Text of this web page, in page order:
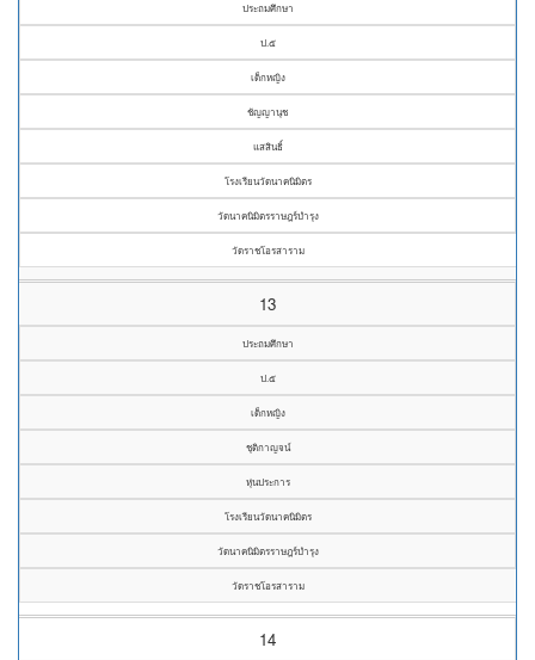
ประถมศึกษา
ป.๕
เด็กหญิง
ชัญญานุช
แสสินธิ์
โรงเรียนวัดนาคนิมิตร
วัดนาคนิมิตรราษฎร์บำรุง
วัดราชโอรสาราม
13
ประถมศึกษา
ป.๕
เด็กหญิง
ชุติกาญจน์
หุ่นประการ
โรงเรียนวัดนาคนิมิตร
วัดนาคนิมิตรราษฎร์บำรุง
วัดราชโอรสาราม
14